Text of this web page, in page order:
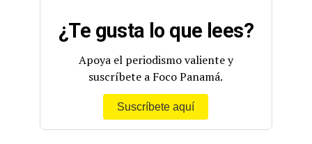
¿Te gusta lo que lees?
Apoya el periodismo valiente y
suscríbete a Foco Panamá.
Suscríbete aquí